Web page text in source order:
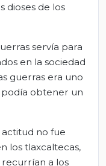
dioses de los
servía para
en la sociedad
guerras era uno
podía obtener un
no fue
los tlaxcaltecas,
a los